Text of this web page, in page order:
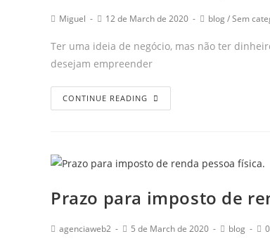
Miguel 12 de March de 2020 blog/Sem
Ter uma ideia de negócio, mas não ter
desejam empreender
CONTINUE READING
Prazo para imposto de
agenciaweb2 5 de March de 2020 blog